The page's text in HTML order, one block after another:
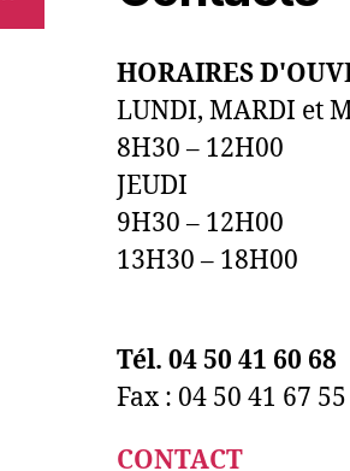
HORAIRES
LUNDI, MARDI et
8H30 – 12H00
JEUDI
9H30 – 12H00
13H30 – 18H00
Tél. 04 50 41 60 68
Fax : 04 50 41 67 55
CONTACT